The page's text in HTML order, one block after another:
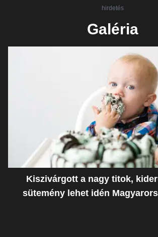
hirdetés
Galéria
Kiszivárgott a nagy titok,
sütemény lehet idén